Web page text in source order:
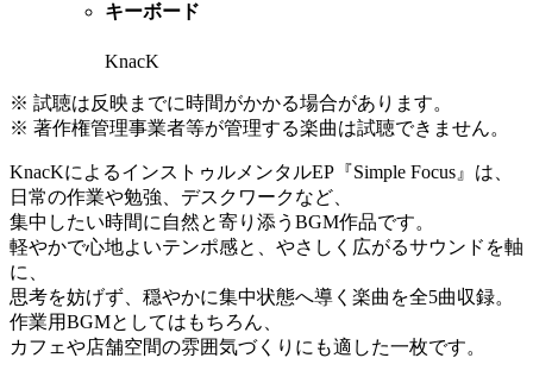
キーボード
KnacK
※ 試聴は反映までに時間がかかる場合があります。
※ 著作権管理事業者等が管理する楽曲は試聴できません。
KnacKによるインストゥルメンタルEP『Simple Focus』は、
日常の作業や勉強、デスクワークなど、
集中したい時間に自然と寄り添うBGM作品です。
軽やかで心地よいテンポ感と、やさしく広がるサウンドを軸
に、
思考を妨げず、穏やかに集中状態へ導く楽曲を全5曲収録。
作業用BGMとしてはもちろん、
カフェや店舗空間の雰囲気づくりにも適した一枚です。